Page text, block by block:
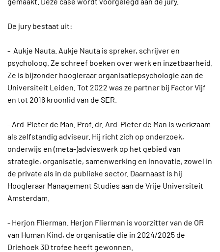
De jury bestaat uit:
- Aukje Nauta. Aukje Nauta is spreker, schrijver en
psycholoog. Ze schreef boeken over werk en inzetbaarheid.
Ze is bijzonder hoogleraar organisatiepsychologie aan de
Universiteit Leiden. Tot 2022 was ze partner bij Factor Vijf
en tot 2016 kroonlid van de SER.
- Ard-Pieter de Man. Prof. dr. Ard-Pieter de Man is werkzaam
als zelfstandig adviseur. Hij richt zich op onderzoek,
onderwijs en (meta-)advieswerk op het gebied van
strategie, organisatie, samenwerking en innovatie, zowel in
de private als in de publieke sector. Daarnaast is hij
Hoogleraar Management Studies aan de Vrije Universiteit
Amsterdam.
- Herjon Flierman. Herjon Flierman is voorzitter van de OR
van Human Kind, de organisatie die in 2024/2025 de
Driehoek 3D trofee heeft gewonnen.